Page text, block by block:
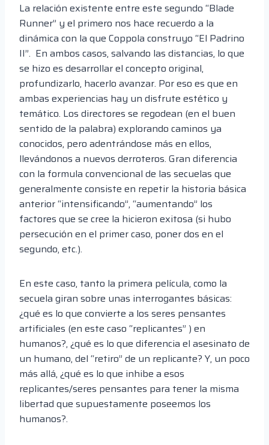
La relación existente entre este segundo “Blade
Runner” y el primero nos hace recuerdo a la
dinámica con la que Coppola construyo “El Padrino
II”. En ambos casos, salvando las distancias, lo que
se hizo es desarrollar el concepto original,
profundizarlo, hacerlo avanzar. Por eso es que en
ambas experiencias hay un disfrute estético y
temático. Los directores se regodean (en el buen
sentido de la palabra) explorando caminos ya
conocidos, pero adentrándose más en ellos,
llevándonos a nuevos derroteros. Gran diferencia
con la formula convencional de las secuelas que
generalmente consiste en repetir la historia básica
anterior “intensificando”, “aumentando” los
factores que se cree la hicieron exitosa (si hubo
persecución en el primer caso, poner dos en el
segundo, etc.).
En este caso, tanto la primera película, como la
secuela giran sobre unas interrogantes básicas:
¿qué es lo que convierte a los seres pensantes
artificiales (en este caso “replicantes” ) en
humanos?, ¿qué es lo que diferencia el asesinato de
un humano, del “retiro” de un replicante? Y, un poco
más allá, ¿qué es lo que inhibe a esos
replicantes/seres pensantes para tener la misma
libertad que supuestamente poseemos los
humanos?.